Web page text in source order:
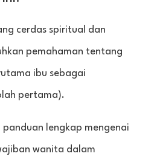
cerdas spiritual dan
pemahaman tentang
ibu sebagai
pertama).
lengkap mengenai
wanita dalam